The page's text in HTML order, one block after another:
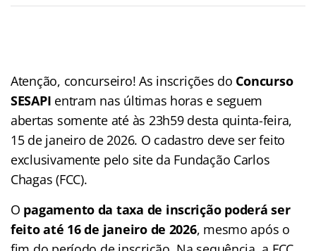
Atenção, concurseiro! As inscrições do Concurso
SESAPI entram nas últimas horas e seguem
abertas somente até às 23h59 desta quinta-feira,
15 de janeiro de 2026. O cadastro deve ser feito
exclusivamente pelo site da Fundação Carlos
Chagas (FCC).
O pagamento da taxa de inscrição poderá ser
feito até 16 de janeiro de 2026, mesmo após o